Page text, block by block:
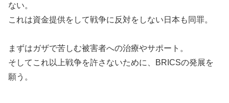
ない。
これは資金提供をして戦争に反対をしない日本も同罪。
まずはガザで苦しむ被害者への治療やサポート。
そしてこれ以上戦争を許さないために、BRICSの発展を
願う。